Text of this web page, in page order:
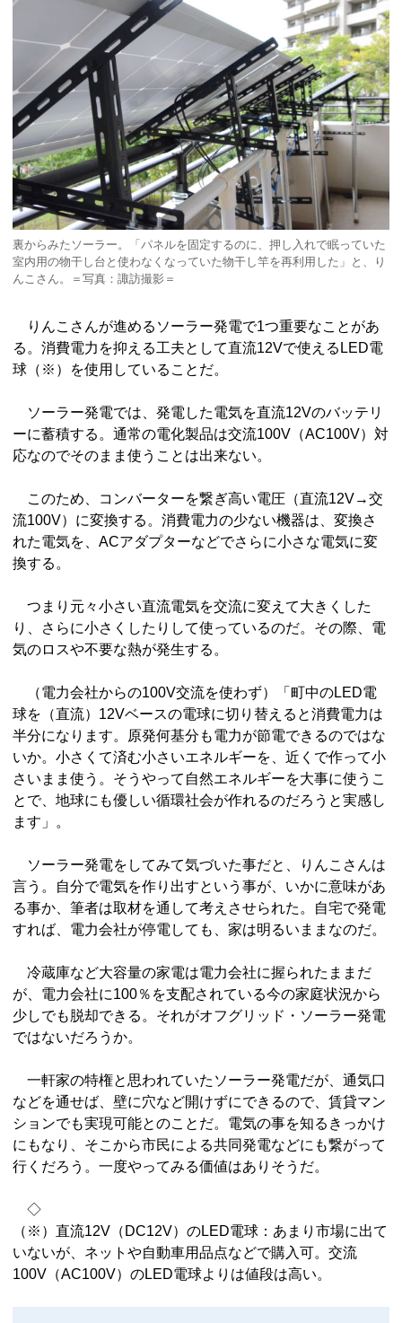
裏からみたソーラー。「パネルを固定するのに、押し入れで眠っていた
室内用の物干し台と使わなくなっていた物干し竿を再利用した」と、り
んこさん。＝写真：諏訪撮影＝
りんこさんが進めるソーラー発電で1つ重要なことがあ
る。消費電力を抑える工夫として直流12Vで使えるLED電
球（※）を使用していることだ。
ソーラー発電では、発電した電気を直流12Vのバッテリ
ーに蓄積する。通常の電化製品は交流100V（AC100V）対
応なのでそのまま使うことは出来ない。
このため、コンバーターを繋ぎ高い電圧（直流12V→交
流100V）に変換する。消費電力の少ない機器は、変換さ
れた電気を、ACアダプターなどでさらに小さな電気に変
換する。
つまり元々小さい直流電気を交流に変えて大きくした
り、さらに小さくしたりして使っているのだ。その際、電
気のロスや不要な熱が発生する。
（電力会社からの100V交流を使わず）「町中のLED電
球を（直流）12Vベースの電球に切り替えると消費電力は
半分になります。原発何基分も電力が節電できるのではな
いか。小さくて済む小さいエネルギーを、近くで作って小
さいまま使う。そうやって自然エネルギーを大事に使うこ
とで、地球にも優しい循環社会が作れるのだろうと実感し
ます」。
ソーラー発電をしてみて気づいた事だと、りんこさんは
言う。自分で電気を作り出すという事が、いかに意味があ
る事か、筆者は取材を通して考えさせられた。自宅で発電
すれば、電力会社が停電しても、家は明るいままなのだ。
冷蔵庫など大容量の家電は電力会社に握られたままだ
が、電力会社に100％を支配されている今の家庭状況から
少しでも脱却できる。それがオフグリッド・ソーラー発電
ではないだろうか。
一軒家の特権と思われていたソーラー発電だが、通気口
などを通せば、壁に穴など開けずにできるので、賃貸マン
ションでも実現可能とのことだ。電気の事を知るきっかけ
にもなり、そこから市民による共同発電などにも繋がって
行くだろう。一度やってみる価値はありそうだ。
◇
（※）直流12V（DC12V）のLED電球：あまり市場に出て
いないが、ネットや自動車用品点などで購入可。交流
100V（AC100V）のLED電球よりは値段は高い。